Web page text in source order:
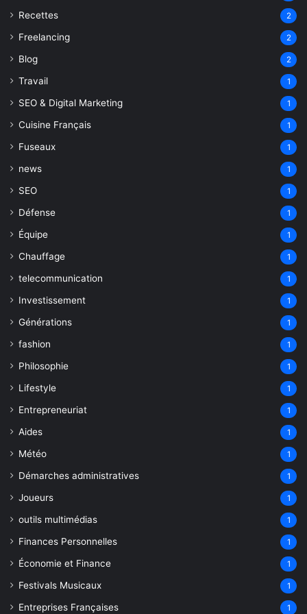
Recettes 2
Freelancing 2
Blog 2
Travail 1
SEO & Digital Marketing 1
Cuisine Français 1
Fuseaux 1
news 1
SEO 1
Défense 1
Équipe 1
Chauffage 1
telecommunication 1
Investissement 1
Générations 1
fashion 1
Philosophie 1
Lifestyle 1
Entrepreneuriat 1
Aides 1
Météo 1
Démarches administratives 1
Joueurs 1
outils multimédias 1
Finances Personnelles 1
Économie et Finance 1
Festivals Musicaux 1
Entreprises Françaises 1